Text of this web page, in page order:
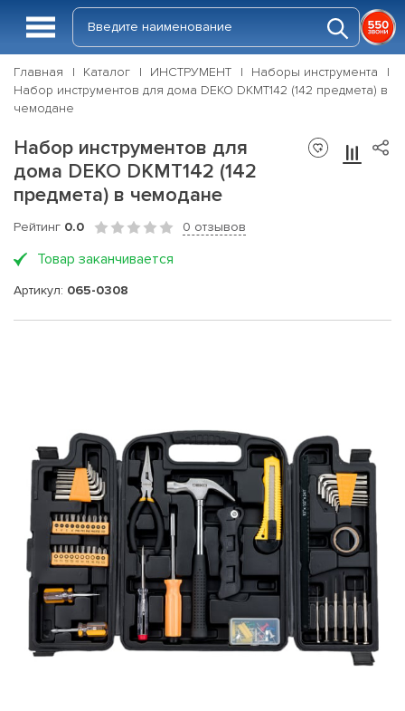
Главная Каталог ИНСТРУМЕНТ
Наборы инструмента
Набор инструментов для дома DEKO DKMT142 (142 предмета) в
чемодане
Набор инструментов для
дома DEKO DKMT142 (142
предмета) в чемодане
Рейтинг 0.0 0 отзывов
Товар заканчивается
Артикул: 065-0308